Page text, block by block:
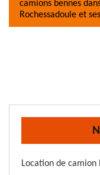
camions bennes
Rochessadoule et
Location de camion